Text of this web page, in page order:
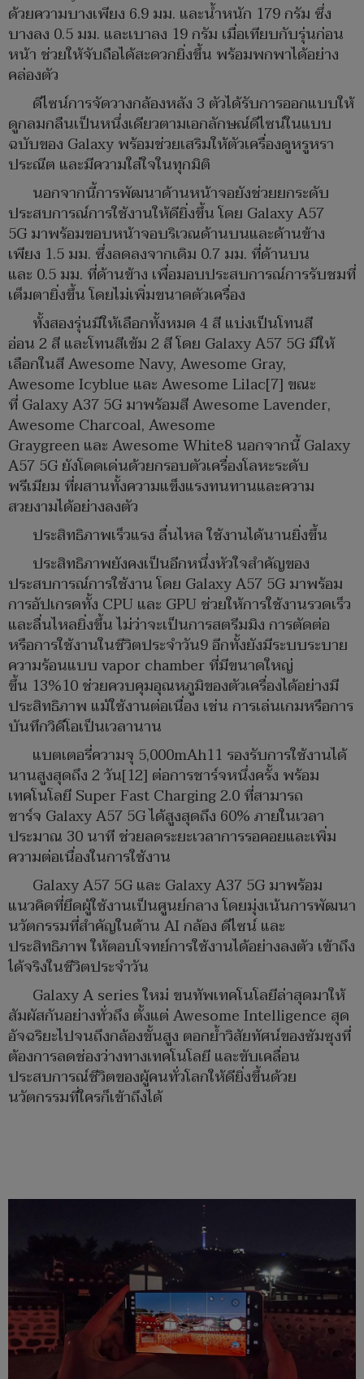
ด้วยความบางเพียง 6.9 มม. และน้ำหนัก 179 กรัม ซึ่ง
บางลง 0.5 มม. และเบาลง 19 กรัม เมื่อเทียบกับรุ่นก่อน
หน้า ช่วยให้จับถือได้สะดวกยิ่งขึ้น พร้อมพกพาได้อย่าง
คล่องตัว
ดีไซน์การจัดวางกล้องหลัง 3 ตัวได้รับการออกแบบให้
ดูกลมกลืนเป็นหนึ่งเดียวตามเอกลักษณ์ดีไซน์ในแบบ
ฉบับของ Galaxy พร้อมช่วยเสริมให้ตัวเครื่องดูหรูหรา
ประณีต และมีความใส่ใจในทุกมิติ
นอกจากนี้การพัฒนาด้านหน้าจอยังช่วยยกระดับ
ประสบการณ์การใช้งานให้ดียิ่งขึ้น โดย Galaxy A57
5G มาพร้อมขอบหน้าจอบริเวณด้านบนและด้านข้าง
เพียง 1.5 มม. ซึ่งลดลงจากเดิม 0.7 มม. ที่ด้านบน
และ 0.5 มม. ที่ด้านข้าง เพื่อมอบประสบการณ์การรับชมที่
เต็มตายิ่งขึ้น โดยไม่เพิ่มขนาดตัวเครื่อง
ทั้งสองรุ่นมีให้เลือกทั้งหมด 4 สี แบ่งเป็นโทนสี
อ่อน 2 สี และโทนสีเข้ม 2 สี โดย Galaxy A57 5G มีให้
เลือกในสี Awesome Navy, Awesome Gray,
Awesome Icyblue และ Awesome Lilac[7] ขณะ
ที่ Galaxy A37 5G มาพร้อมสี Awesome Lavender,
Awesome Charcoal, Awesome
Graygreen และ Awesome White8 นอกจากนี้ Galaxy
A57 5G ยังโดดเด่นด้วยกรอบตัวเครื่องโลหะระดับ
พรีเมียม ที่ผสานทั้งความแข็งแรงทนทานและความ
สวยงามได้อย่างลงตัว
ประสิทธิภาพเร็วแรง ลื่นไหล ใช้งานได้นานยิ่งขึ้น
ประสิทธิภาพยังคงเป็นอีกหนึ่งหัวใจสำคัญของ
ประสบการณ์การใช้งาน โดย Galaxy A57 5G มาพร้อม
การอัปเกรดทั้ง CPU และ GPU ช่วยให้การใช้งานรวดเร็ว
และลื่นไหลยิ่งขึ้น ไม่ว่าจะเป็นการสตรีมมิง การตัดต่อ
หรือการใช้งานในชีวิตประจำวัน9 อีกทั้งยังมีระบบระบาย
ความร้อนแบบ vapor chamber ที่มีขนาดใหญ่
ขึ้น 13%10 ช่วยควบคุมอุณหภูมิของตัวเครื่องได้อย่างมี
ประสิทธิภาพ แม้ใช้งานต่อเนื่อง เช่น การเล่นเกมหรือการ
บันทึกวิดีโอเป็นเวลานาน
แบตเตอรี่ความจุ 5,000mAh11 รองรับการใช้งานได้
นานสูงสุดถึง 2 วัน[12] ต่อการชาร์จหนึ่งครั้ง พร้อม
เทคโนโลยี Super Fast Charging 2.0 ที่สามารถ
ชาร์จ Galaxy A57 5G ได้สูงสุดถึง 60% ภายในเวลา
ประมาณ 30 นาที ช่วยลดระยะเวลาการรอคอยและเพิ่ม
ความต่อเนื่องในการใช้งาน
Galaxy A57 5G และ Galaxy A37 5G มาพร้อม
แนวคิดที่ยึดผู้ใช้งานเป็นศูนย์กลาง โดยมุ่งเน้นการพัฒนา
นวัตกรรมที่สำคัญในด้าน AI กล้อง ดีไซน์ และ
ประสิทธิภาพ ให้ตอบโจทย์การใช้งานได้อย่างลงตัว เข้าถึง
ได้จริงในชีวิตประจำวัน
Galaxy A series ใหม่ ขนทัพเทคโนโลยีล่าสุดมาให้
สัมผัสกันอย่างทั่วถึง ตั้งแต่ Awesome Intelligence สุด
อัจฉริยะไปจนถึงกล้องขั้นสูง ตอกย้ำวิสัยทัศน์ของซัมซุงที่
ต้องการลดช่องว่างทางเทคโนโลยี และขับเคลื่อน
ประสบการณ์ชีวิตของผู้คนทั่วโลกให้ดียิ่งขึ้นด้วย
นวัตกรรมที่ใครก็เข้าถึงได้